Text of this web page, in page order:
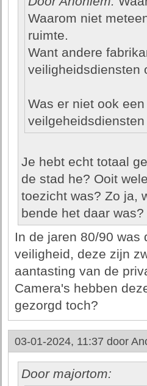
Waarom niet
ruimte.
Want andere
veiligheidsdiensten
Was er niet ook
Je hebt echt totaal
de stad he? Ooit
toezicht was? Zo ja,
bende het daar was?
In de jaren 80/90 was
veiligheid, deze zijn
aantasting van de
Camera's hebben
gezorgd toch?
03-01-2024, 11:37 door
Door majortom: